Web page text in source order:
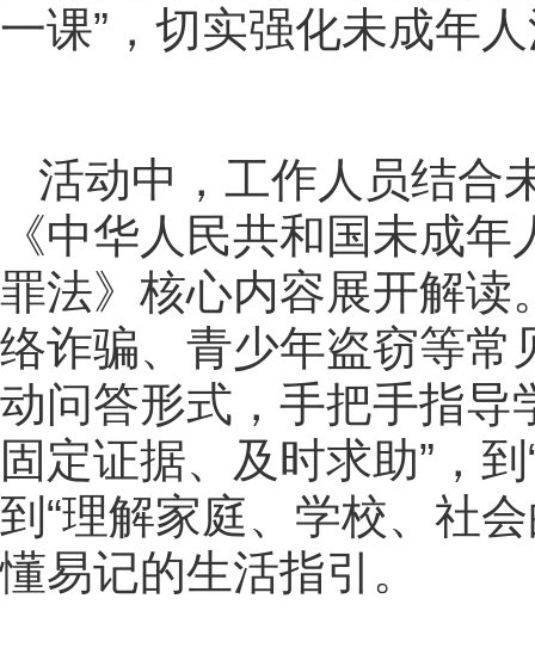
一课”，切实强化未成年
活动中，工作人员结合
《中华人民共和国未成
罪法》核心内容展开解读
络诈骗、青少年盗窃等常
动问答形式，手把手指
固定证据、及时求助”，
到“理解家庭、学校、社
懂易记的生活指引。